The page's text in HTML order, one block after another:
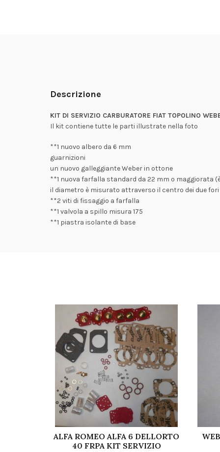
Descrizione
KIT DI SERVIZIO CARBURATORE FIAT TOPOLINO
Il kit contiene tutte le parti illustrate nella foto
**1 nuovo albero da 6 mm
guarnizioni
un nuovo galleggiante Weber in ottone
**1 nuova farfalla standard da 22 mm o maggiorata
il diametro è misurato attraverso il centro dei due fori
**2 viti di fissaggio a farfalla
**1 valvola a spillo misura 175
**1 piastra isolante di base
ALFA ROMEO ALFA 6 DELLORTO
40 FRPA KIT SERVIZIO